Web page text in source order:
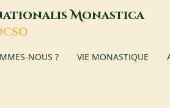
Monastica
CSO
NOUS ? VIE MONASTIQUE